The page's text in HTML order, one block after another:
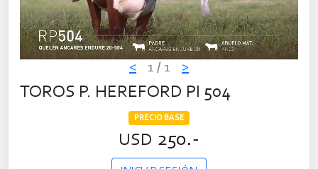
< 1 / 1 >
TOROS P. HEREFORD PI 504
PRECIO BASE
USD 250.-